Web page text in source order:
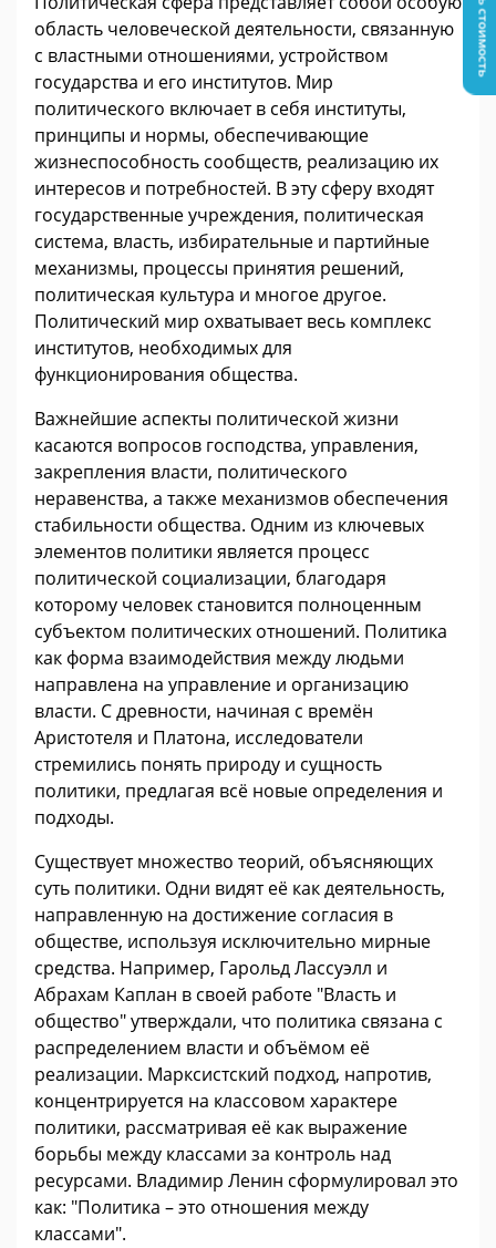
область человеческой деятельности, связанную
с властными отношениями, устройством
государства и его институтов. Мир
политического включает в себя институты,
принципы и нормы, обеспечивающие
жизнеспособность сообществ, реализацию их
интересов и потребностей. В эту сферу входят
государственные учреждения, политическая
система, власть, избирательные и партийные
механизмы, процессы принятия решений,
политическая культура и многое другое.
Политический мир охватывает весь комплекс
институтов, необходимых для
функционирования общества.
Важнейшие аспекты политической жизни
касаются вопросов господства, управления,
закрепления власти, политического
неравенства, а также механизмов обеспечения
стабильности общества. Одним из ключевых
элементов политики является процесс
политической социализации, благодаря
которому человек становится полноценным
субъектом политических отношений. Политика
как форма взаимодействия между людьми
направлена на управление и организацию
власти. С древности, начиная с времён
Аристотеля и Платона, исследователи
стремились понять природу и сущность
политики, предлагая всё новые определения и
подходы.
Существует множество теорий, объясняющих
суть политики. Одни видят её как деятельность,
направленную на достижение согласия в
обществе, используя исключительно мирные
средства. Например, Гарольд Лассуэлл и
Абрахам Каплан в своей работе "Власть и
общество" утверждали, что политика связана с
распределением власти и объёмом её
реализации. Марксистский подход, напротив,
концентрируется на классовом характере
политики, рассматривая её как выражение
борьбы между классами за контроль над
ресурсами. Владимир Ленин сформулировал это
как: "Политика – это отношения между
классами".